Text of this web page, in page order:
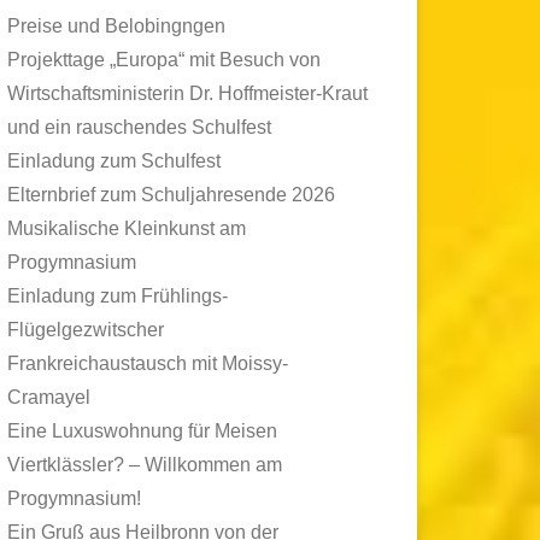
Preise und Belobingngen
Projekttage „Europa“ mit Besuch von
Wirtschaftsministerin Dr. Hoffmeister-Kraut
und ein rauschendes Schulfest
Einladung zum Schulfest
Elternbrief zum Schuljahresende 2026
Musikalische Kleinkunst am
Progymnasium
Einladung zum Frühlings-
Flügelgezwitscher
Frankreichaustausch mit Moissy-
Cramayel
Eine Luxuswohnung für Meisen
Viertklässler? – Willkommen am
Progymnasium!
Ein Gruß aus Heilbronn von der